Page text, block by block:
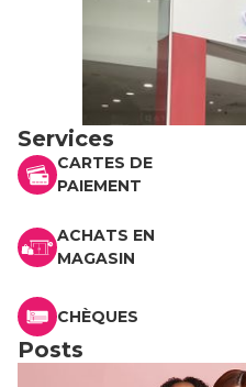
Services
CARTES DE
PAIEMENT
ACHATS EN
MAGASIN
CHÈQUES
Posts